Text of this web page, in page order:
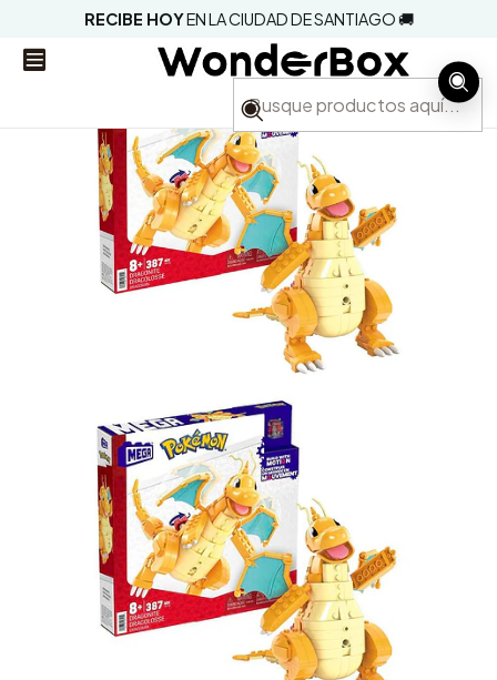
RECIBE HOYEN LA CIUDAD DE SANTIAGO 🚚